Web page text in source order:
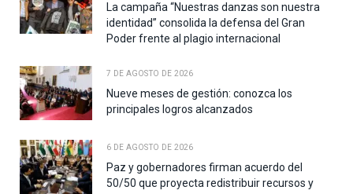
La campaña “Nuestras danzas son nuestra
identidad” consolida la defensa del Gran
Poder frente al plagio internacional
7 DE AGOSTO DE 2026
Nueve meses de gestión: conozca los
principales logros alcanzados
6 DE AGOSTO DE 2026
Paz y gobernadores firman acuerdo del
50/50 que proyecta redistribuir recursos y